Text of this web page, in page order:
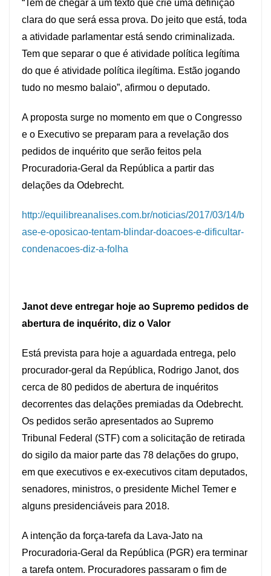
“Tem de chegar a um texto que crie uma definição
clara do que será essa prova. Do jeito que está, toda
a atividade parlamentar está sendo criminalizada.
Tem que separar o que é atividade política legítima
do que é atividade política ilegítima. Estão jogando
tudo no mesmo balaio”, afirmou o deputado.
A proposta surge no momento em que o Congresso
e o Executivo se preparam para a revelação dos
pedidos de inquérito que serão feitos pela
Procuradoria-Geral da República a partir das
delações da Odebrecht.
http://equilibreanalises.com.br/noticias/2017/03/14/b
ase-e-oposicao-tentam-blindar-doacoes-e-dificultar-
condenacoes-diz-a-folha
Janot deve entregar hoje ao Supremo pedidos de
abertura de inquérito, diz o Valor
Está prevista para hoje a aguardada entrega, pelo
procurador-geral da República, Rodrigo Janot, dos
cerca de 80 pedidos de abertura de inquéritos
decorrentes das delações premiadas da Odebrecht.
Os pedidos serão apresentados ao Supremo
Tribunal Federal (STF) com a solicitação de retirada
do sigilo da maior parte das 78 delações do grupo,
em que executivos e ex-executivos citam deputados,
senadores, ministros, o presidente Michel Temer e
alguns presidenciáveis para 2018.
A intenção da força-tarefa da Lava-Jato na
Procuradoria-Geral da República (PGR) era terminar
a tarefa ontem. Procuradores passaram o fim de